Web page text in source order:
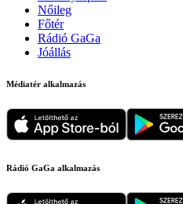
Nőileg
Főtér
Rádió GaGa
Jóállás
Médiatér alkalmazás
Rádió GaGa alkalmazás